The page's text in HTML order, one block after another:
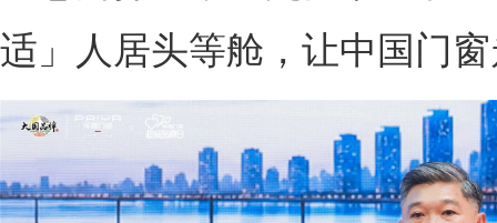
适」人居头等舱，让中国门